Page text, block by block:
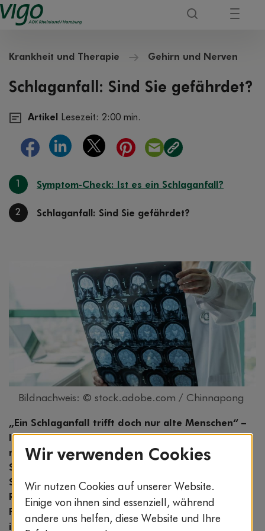
Krankheit und Therapie Gehirn und Nerven
Schlaganfall: Sind Sie gefährdet?
Artikel Lesezeit: 2:00 min.
Symptom-Check: Ist es ein Schlaganfall?
2 Schlaganfall: Sind Sie gefährdet?
Bildnachweis: © stock.adobe.com / Chinnapong
„Ein Schlaganfall trifft doch nur alte Menschen“ –
leider stimmt dieses weit verbreitete Vorurteil
nicht. Auch jüngere Menschen können einen
Schlaganfall erleiden. Der beste Schutz vor einem
Schlaganfall ist: vorbeugen. Denn die meisten
Risikofaktoren können Sie selbst beeinflussen.
Finden Sie heraus, wie hoch Ihr Schlaganfall-Risiko
ist.
Wir verwenden Cookies
Wir nutzen Cookies auf unserer Website.
Einige von ihnen sind essenziell, während
andere uns helfen, diese Website und Ihre